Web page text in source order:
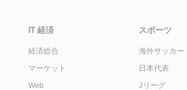
IT 経済
経済総合
マーケット
Web
スポーツ
海外サッカー
日本代表
Jリーグ